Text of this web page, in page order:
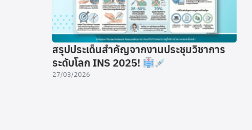
สรุปประเด็นสำคัญจากงานประชุมวิชาการ
ระดับโลก INS 2025!
27/03/2026